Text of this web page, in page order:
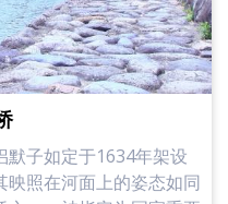
默子如定于1634年架设
映照在河面上的姿态如同